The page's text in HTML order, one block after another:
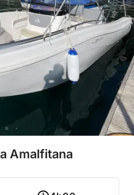
Amalfitana